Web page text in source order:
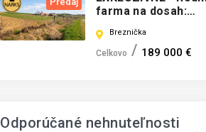
farma na dosah:
dom s novou
pri Brezničke
Breznička
Celkovo 189 000 €
Odporúčané nehnuteľnosti